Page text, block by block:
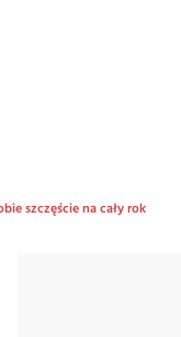
szczęście na cały rok